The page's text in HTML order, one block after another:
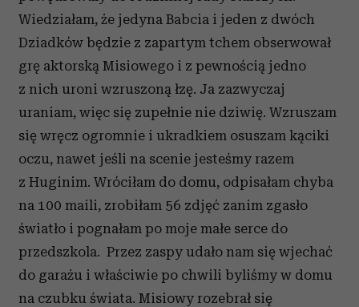
Wiedziałam, że jedyna Babcia i jeden z dwóch
Dziadków będzie z zapartym tchem obserwował
grę aktorską Misiowego i z pewnością jedno
z nich uroni wzruszoną łzę. Ja zazwyczaj
uraniam, więc się zupełnie nie dziwię. Wzruszam
się wręcz ogromnie i ukradkiem osuszam kąciki
oczu, nawet jeśli na scenie jesteśmy razem
z Huginim. Wróciłam do domu, odpisałam chyba
na 100 maili, zrobiłam 56 zdjęć zanim zgasło
światło i pognałam po moje małe serce do
przedszkola. Przez zaspy udało nam się wjechać
do garażu i właściwie po chwili byliśmy w domu
na czubku świata. Misiowy rozebrał się